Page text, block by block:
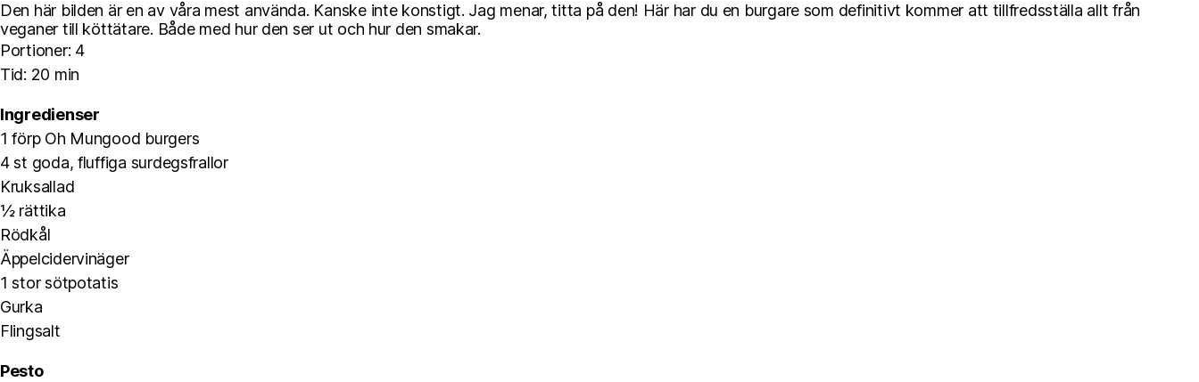
Den här bilden är en av våra mest använda. Kanske inte konstigt. Jag menar, titta på den! Här har du en burgare som definitivt kommer att tillfredsställa allt från
veganer till köttätare. Både med hur den ser ut och hur den smakar.
Portioner: 4
Tid: 20 min
Ingredienser
1 förp Oh Mungood burgers
4 st goda, fluffiga surdegsfrallor
Kruksallad
½ rättika
Rödkål
Äppelcidervinäger
1 stor sötpotatis
Gurka
Flingsalt
Pesto